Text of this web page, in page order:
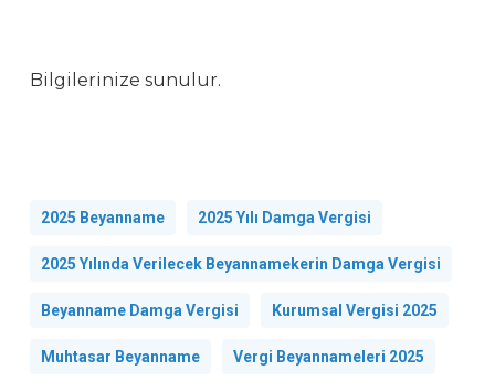
Bilgilerinize sunulur.
2025 Beyanname 2025 Yılı Damga Vergisi
2025 Yılında Verilecek Beyannamekerin Damga Vergisi
Beyanname Damga Vergisi Kurumsal Vergisi 2025
Muhtasar Beyanname Vergi Beyannameleri 2025